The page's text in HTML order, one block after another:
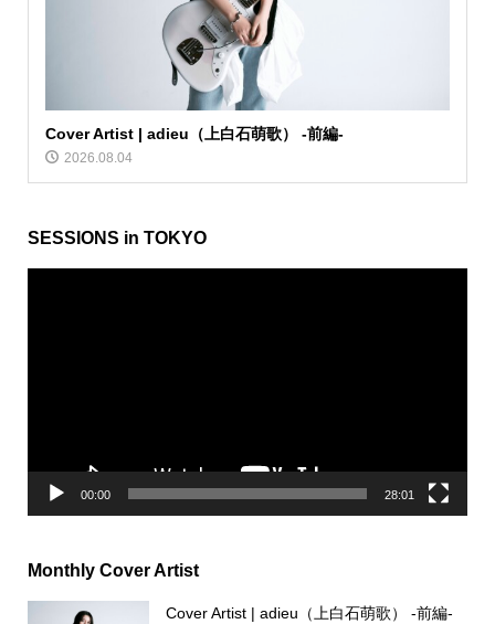
Cover Artist | adieu（上白石萌歌） -前編-
2026.08.04
SESSIONS in TOKYO
00:00 28:01
Monthly Cover Artist
Cover Artist | adieu（上白石萌歌） -前編-